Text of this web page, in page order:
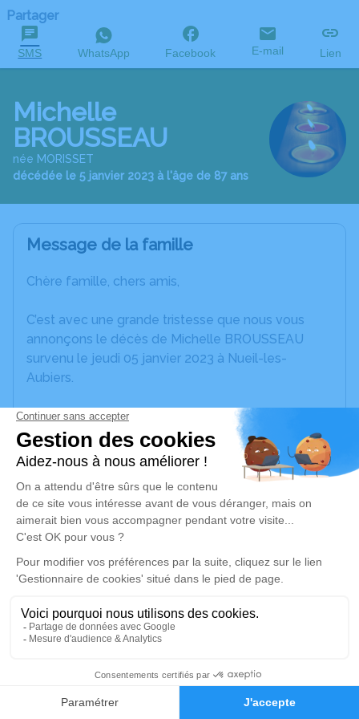
Faire-part Hommages
Partager
SMS WhatsApp Facebook E-mail Lien
Michelle
BROUSSEAU
née MORISSET
décédée le 5 janvier 2023 à l'âge de 87 ans
Message de la famille
Chère famille, chers amis,
C’est avec une grande tristesse que nous vous
annonçons le décès de Michelle BROUSSEAU
survenu le jeudi 05 janvier 2023 à Nueil-les-
Aubiers.
Nous vous invitons à utiliser cet espace pour
laisser vos condoléances, partager des photos
souvenirs, une anecdote ou exprimer vos pensées
à travers des poèmes ou des textes. Cet endroit
est un lieu d'expression dédié à honorer la
mémoire de Michelle BROUSSEAU.
disponible ici.
Je rends hommage
mardi 10 janvier 2023 à 10h30
Église de Cerizay